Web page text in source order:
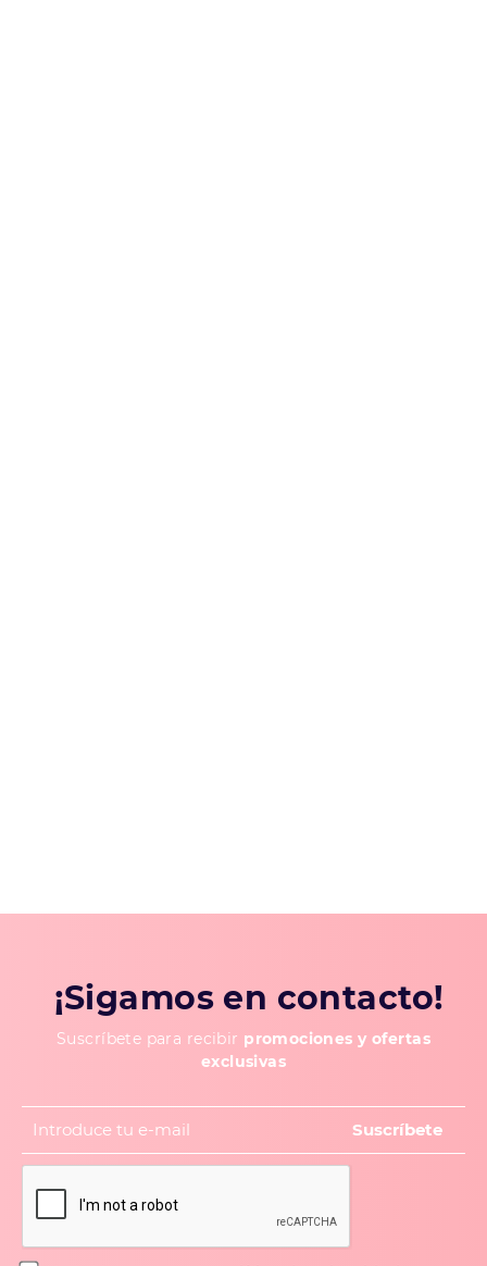
¡Sigamos en contacto!
Suscríbete para recibir promociones y ofertas
exclusivas